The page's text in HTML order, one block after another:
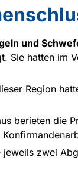
und
Sie hatten im
Region
berieten die
zwei